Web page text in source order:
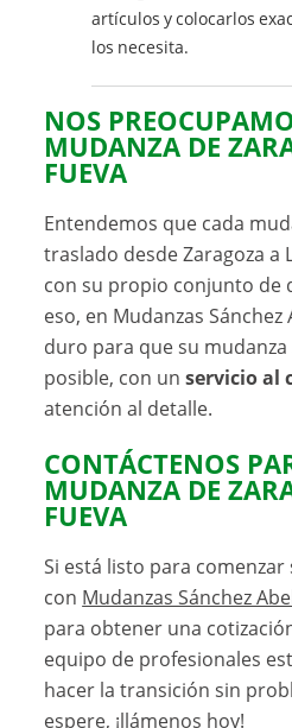
artículos y colocarlos
los necesita.
NOS
MUDANZA DE
FUEVA
Entendemos que cada
traslado desde Zaragoza a
con su propio conjunto de
eso, en Mudanzas
duro para que su mudanza
posible, con unservicio al
atención al detalle.
CONTÁCTENOS
MUDANZA DE
FUEVA
Si está listo para comenzar
con Mudanzas Sánchez
para obtener una
equipo de profesionales
hacer la transición sin
espere, ¡llámenos hoy!